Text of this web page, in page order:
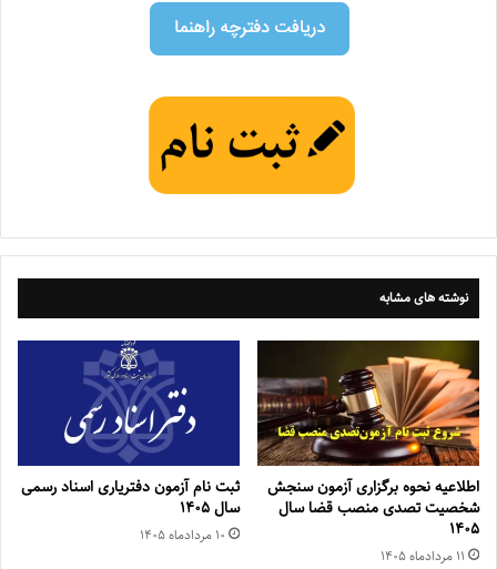
نوشته های مشابه
اطلاعیه نحوه برگزاری آزمون سنجش
شخصیت تصدی منصب قضا سال
۱۴۰۵
۱۱ مرداد‌ماه ۱۴۰۵
ثبت نام آزمون دفتریاری اسناد رسمی
سال ۱۴۰۵
۱۰ مرداد‌ماه ۱۴۰۵